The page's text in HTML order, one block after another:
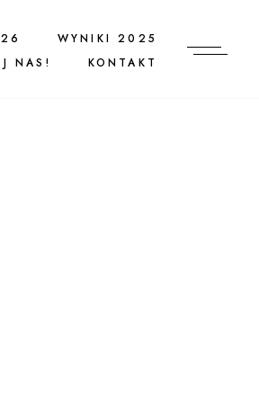
WYNIKI 2025
NAS!
KONTAKT